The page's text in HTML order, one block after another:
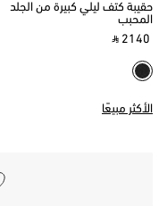
حقيبة كتف ليلي كبيرة من الجلد
المحبب
‎ ⃁ 2140 ‎
الأكثر مبيعًا